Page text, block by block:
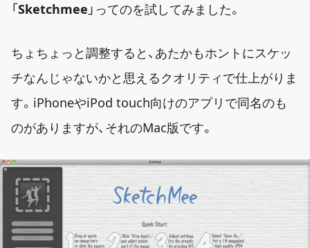
「Sketchmee 」ってのを試してみました。
ちょちょっと調整すると、あたかもホントにスケッ
チなんじゃないかと思えるクオリティで仕上がりま
す。iPhoneやiPod touch向けのアプリで同名のも
のがありますが、それのMac版です。